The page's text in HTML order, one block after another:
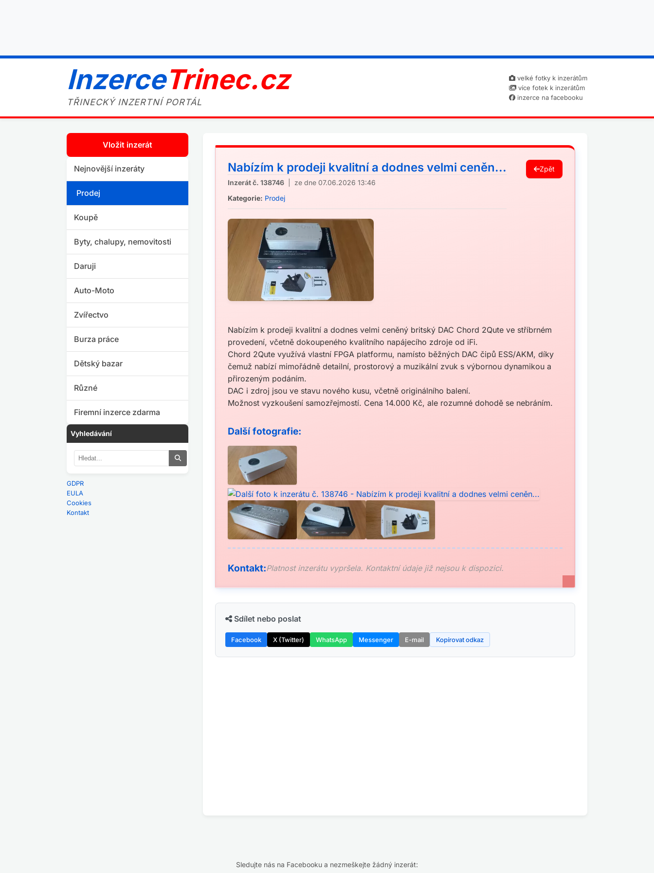
InzerceTrinec.cz
TŘINECKÝ INZERTNÍ PORTÁL
velké fotky k inzerátům
více fotek k inzerátům
inzerce na facebooku
Vložit inzerát
Nejnovější inzeráty
Prodej
Koupě
Byty, chalupy, nemovitosti
Daruji
Auto-Moto
Zvířectvo
Burza práce
Dětský bazar
Různé
Firemní inzerce zdarma
Vyhledávání
GDPR
EULA
Cookies
Kontakt
Nabízím k prodeji kvalitní a dodnes velmi ceněn...
Inzerát č. 138746 | ze dne 07.06.2026 13:46
Kategorie: Prodej
Zpět
Nabízím k prodeji kvalitní a dodnes velmi ceněný britský DAC Chord 2Qute ve stříbrném
provedení, včetně dokoupeného kvalitního napájecího zdroje od iFi.
Chord 2Qute využívá vlastní FPGA platformu, namísto běžných DAC čipů ESS/AKM, díky
čemuž nabízí mimořádně detailní, prostorový a muzikální zvuk s výbornou dynamikou a
přirozeným podáním.
DAC i zdroj jsou ve stavu nového kusu, včetně originálního balení.
Možnost vyzkoušení samozřejmostí. Cena 14.000 Kč, ale rozumné dohodě se nebráním.
Další fotografie:
Kontakt:Platnost inzerátu vypršela. Kontaktní údaje již nejsou k dispozici.
Sdílet nebo poslat
Facebook X (Twitter) WhatsApp Messenger E-mail Kopírovat odkaz
Sledujte nás na Facebooku a nezmeškejte žádný inzerát: